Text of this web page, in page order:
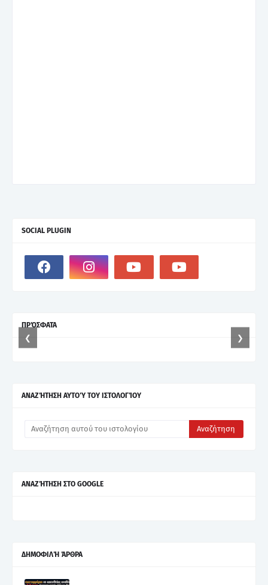
SOCIAL PLUGIN
ΠΡΌΣΦΑΤΑ
❮ ❯
ΑΝΑΖΉΤΗΣΗ ΑΥΤΟΎ ΤΟΥ ΙΣΤΟΛΟΓΊΟΥ
ΑΝΑΖΉΤΗΣΗ ΣΤΟ GOOGLE
ΔΗΜΟΦΙΛΉ ΆΡΘΡΑ